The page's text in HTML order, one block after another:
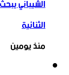
الشيباني
الثنائية
منذ يومين